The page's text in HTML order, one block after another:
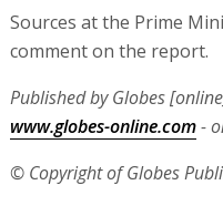
Sources at the Prime
comment on the report.
Published by Globes
www.globes-online.com-
© Copyright of Globes